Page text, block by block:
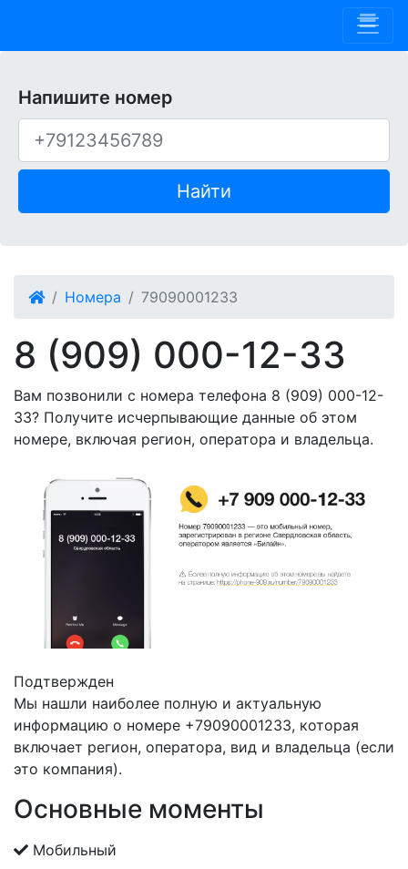
Напишите номер
Найти
Номера 79090001233
8 (909) 000-12-33
Вам позвонили с номера телефона 8 (909) 000-12-
33? Получите исчерпывающие данные об этом
номере, включая регион, оператора и владельца.
Подтвержден
Мы нашли наиболее полную и актуальную
информацию о номере +79090001233, которая
включает регион, оператора, вид и владельца (если
это компания).
Основные моменты
Мобильный